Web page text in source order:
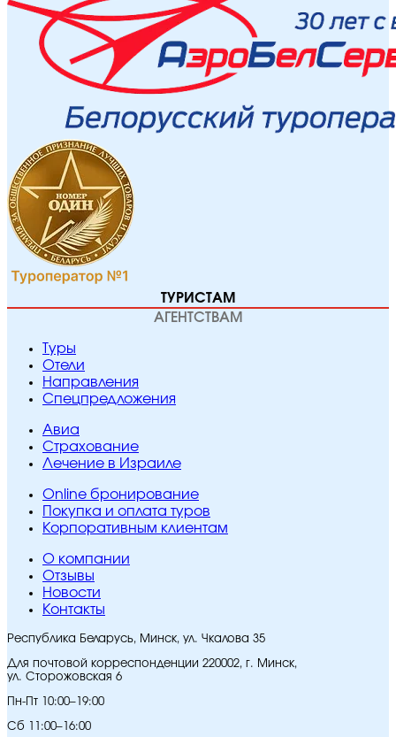
ТУРИСТАМ
АГЕНТСТВАМ
Туры
Отели
Направления
Спецпредложения
Авиа
Страхование
Лечение в Израиле
Online бронирование
Покупка и оплата туров
Корпоративным клиентам
O компании
Отзывы
Новости
Контакты
Республика Беларусь, Минск, ул. Чкалова 35
Для почтовой корреспонденции 220002, г. Минск,
ул. Сторожовская 6
Пн-Пт 10:00–19:00
Сб 11:00–16:00